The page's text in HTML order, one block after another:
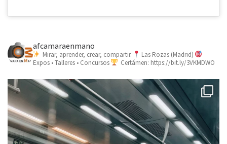
afcamaraenmano
Mirar, aprender, crear, compartir.
Las Rozas (Madrid)
Expos • Talleres • Concursos
Certámen: https://bit.ly/3VKMDWO